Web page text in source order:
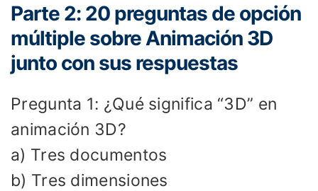
Parte 2: 20 preguntas de opción
múltiple sobre Animación 3D
junto con sus respuestas
Pregunta 1: ¿Qué significa “3D” en
animación 3D?
a) Tres documentos
b) Tres dimensiones